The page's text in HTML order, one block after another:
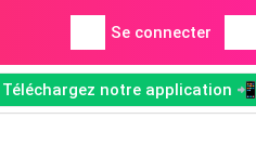
Se connecter
Téléchargez notre application 📲